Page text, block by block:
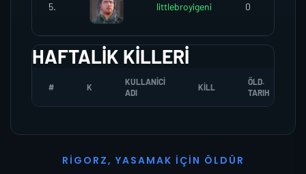
5. littlebroyigeni 0
HAFTALIK KILLERI
# K
KULLANICI
ADI
KILL
ÖLD.
TARIH
R I G O R Z, YASAMAK İ ÇI N Ö L D Ü R